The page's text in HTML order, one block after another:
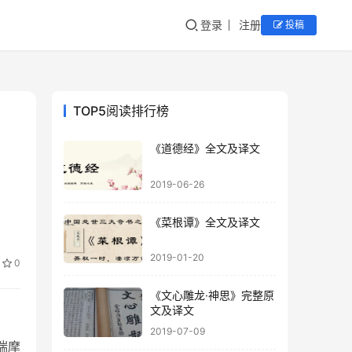
登录 注册 投稿
0
摩
TOP5阅读排行榜
《道德经》全文及译文
2019-06-26
《菜根谭》全文及译文
2019-01-20
《文心雕龙·神思》完整原
文及译文
2019-07-09